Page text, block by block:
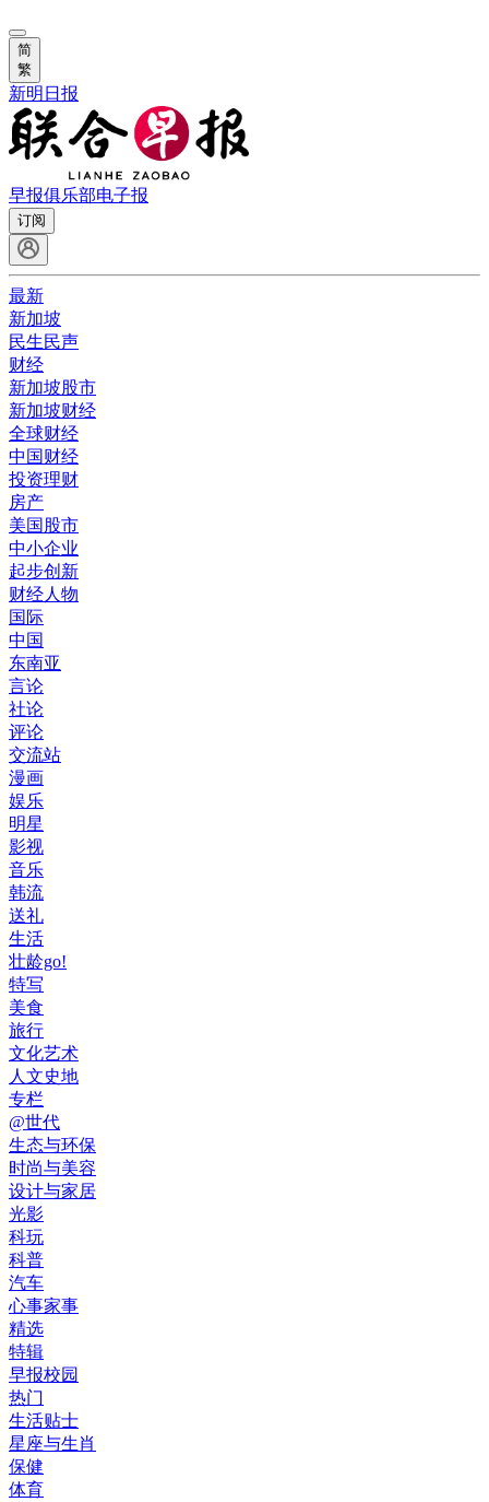
简
繁
新明日报
早报俱乐部电子报
订阅
最新
新加坡
民生民声
财经
新加坡股市
新加坡财经
全球财经
中国财经
投资理财
房产
美国股市
中小企业
起步创新
财经人物
国际
中国
东南亚
言论
社论
评论
交流站
漫画
娱乐
明星
影视
音乐
韩流
送礼
生活
壮龄go!
特写
美食
旅行
文化艺术
人文史地
专栏
@世代
生态与环保
时尚与美容
设计与家居
光影
科玩
科普
汽车
心事家事
精选
特辑
早报校园
热门
生活贴士
星座与生肖
保健
体育